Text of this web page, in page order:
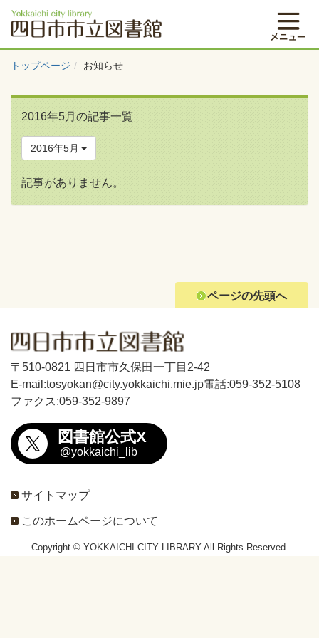
トップページ お知らせ
2016年5月の記事一覧
2016年5月
記事がありません。
ページの先頭へ
〒510-0821 四日市市久保田一丁目2-42
E-mail:tosyokan@city.yokkaichi.mie.jp電話:059-352-5108
ファクス:059-352-9897
図書館公式X
@yokkaichi_lib
サイトマップ
このホームページについて
Copyright © YOKKAICHI CITY LIBRARY All Rights Reserved.